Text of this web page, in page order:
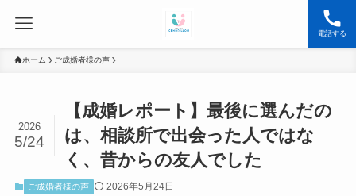
電話する
ホーム ご成婚者様の声
【成婚レポート】最後に選んだの
は、相談所で出会った人ではな
く、昔からの友人でした
2026
5/24
ご成婚者様の声 2026年5月24日